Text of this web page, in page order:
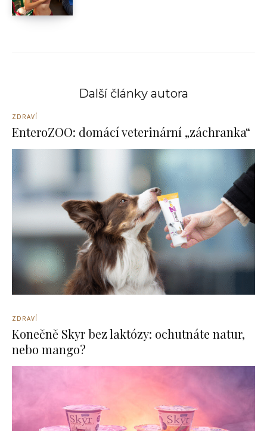
Další články autora
ZDRAVÍ
EnteroZOO: domácí veterinární „záchranka“
ZDRAVÍ
Konečně Skyr bez laktózy: ochutnáte natur,
nebo mango?